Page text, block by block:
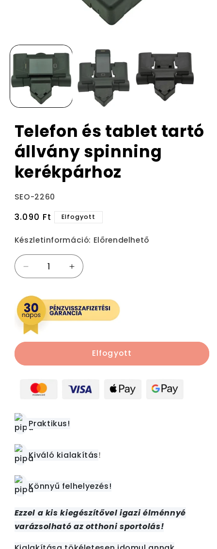
Telefon és tablet tartó
állvány spinning
kerékpárhoz
Termékváltozat:
SEO-2260
Normál
3.090 Ft Elfogyott
Készletinformáció: Előrendelhető
Telefon
és
tartó
állvány
spinning
kerékpárhoz
Telefon
és
tartó
állvány
spinning
növeléseElfogyott
Praktikus!
Kiváló kialakítás!
Könnyű felhelyezés!
Ezzel a kis kiegészítővel igazi élménnyé
varázsolható az otthoni sportolás!